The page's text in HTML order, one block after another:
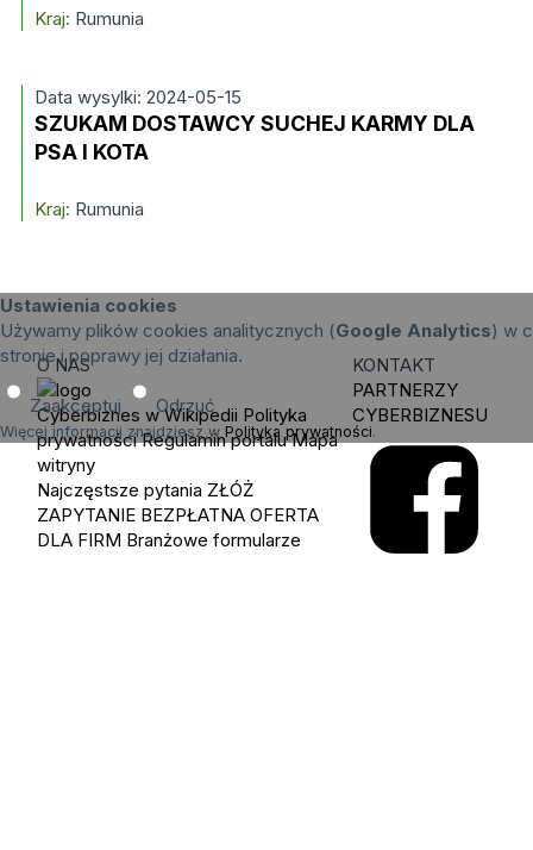
Kraj: Rumunia
Data wysylki: 2024-05-15
SZUKAM DOSTAWCY SUCHEJ KARMY DLA
PSA I KOTA
Kraj: Rumunia
Ustawienia cookies
Używamy plików cookies analitycznych (Google Analytics) w
stronie i poprawy jej działania.
Zaakceptuj Odrzuć
Więcej informacji znajdziesz w Polityka prywatności.
O NAS
Cyberbiznes w Wikipedii Polityka
prywatności Regulamin portalu Mapa
witryny
Najczęstsze pytania ZŁÓŻ
ZAPYTANIE BEZPŁATNA OFERTA
DLA FIRM Branżowe formularze
KONTAKT
PARTNERZY
CYBERBIZNESU